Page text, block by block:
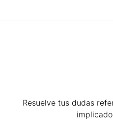
Resuelve tus dudas